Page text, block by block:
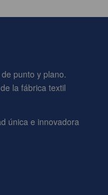
punto y plano.
la fábrica textil
única e innovadora